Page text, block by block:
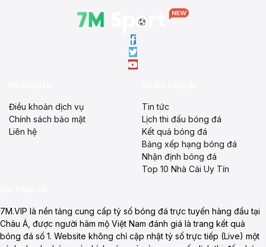
Điều khoản dịch vụ
Chính sách bảo mật
Liên hệ
Tin tức
Lịch thi đấu bóng đá
Kết quả bóng đá
Bảng xếp hạng bóng đá
Nhận định bóng đá
Top 10 Nhà Cái Uy Tín
7M.VIP là nền tảng cung cấp tỷ số bóng đá trực tuyến hàng đầu tại
Châu Á, được người hâm mộ Việt Nam đánh giá là trang kết quả
bóng đá số 1. Website không chỉ cập nhật tỷ số trực tiếp (Live) một